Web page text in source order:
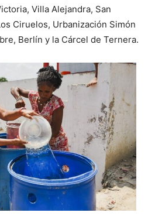
Villa Alejandra, San
Ciruelos, Urbanización Simón
Berlín y la Cárcel de Ternera.